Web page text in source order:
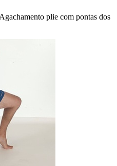
plie com pontas dos